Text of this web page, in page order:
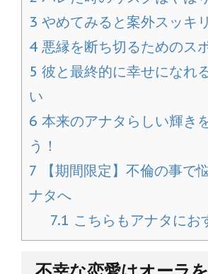
3 やめてみると案外スッキ
4 悪縁を断ち切るためのス
5 彼と最終的に幸せになれ
い
6 本来のアナタらしい輝き
う！
7 【期間限定】不倫の事で
ナタへ
7.1 こちらもアナタにお